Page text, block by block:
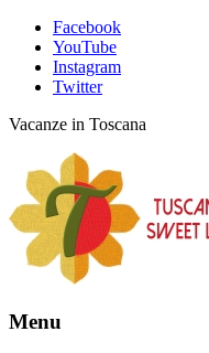
Facebook
YouTube
Instagram
Twitter
Vacanze in Toscana
Menu